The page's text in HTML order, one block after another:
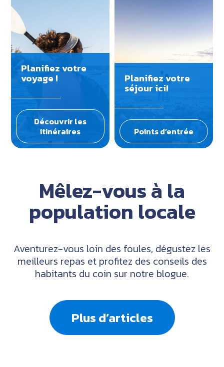
Planifiez votre
voyage !
Découvrir les
itinéraires
Planifiez votre
séjour ici!
Points d’entrée
Mêlez-vous à la
population locale
Aventurez-vous loin des foules, dégustez les
meilleurs repas et profitez des conseils des
habitants du coin sur notre blogue.
Plus d’articles